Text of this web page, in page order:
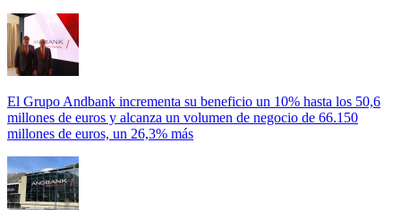
El Grupo Andbank incrementa su beneficio un 10% hasta los 50,6
millones de euros y alcanza un volumen de negocio de 66.150
millones de euros, un 26,3% más